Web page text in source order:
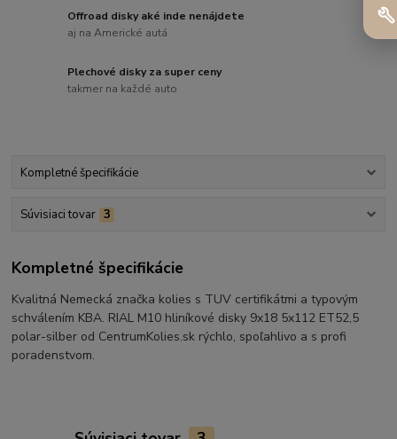
Offroad disky aké inde nenájdete
aj na Americké autá
Plechové disky za super ceny
takmer na každé auto
Kompletné špecifikácie
Súvisiaci tovar 3
Kompletné špecifikácie
Kvalitná Nemecká značka kolies s TUV certifikátmi a typovým
schválením KBA. RIAL M10 hliníkové disky 9x18 5x112 ET52,5
polar-silber od CentrumKolies.sk rýchlo, spoľahlivo a s profi
poradenstvom.